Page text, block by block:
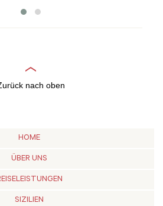
nach oben
HOME
ÜBER UNS
SIZILIEN